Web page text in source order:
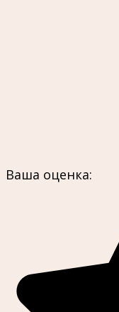
Ваша оценка: